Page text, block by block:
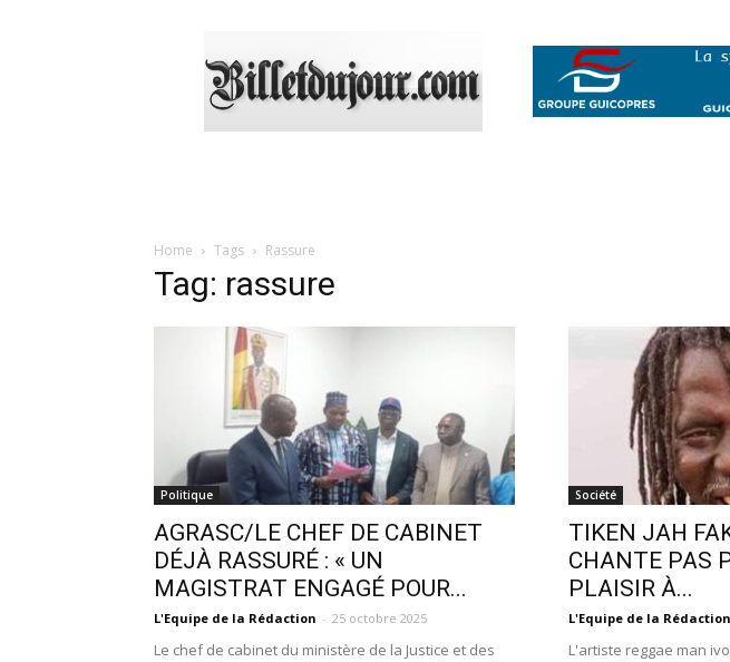
Home Tags Rassure
Tag: rassure
Politique
AGRASC/LE CHEF DE CABINET
DÉJÀ RASSURÉ : « UN
MAGISTRAT ENGAGÉ POUR...
L'Equipe de la Rédaction - 25 octobre 2025
Le chef de cabinet du ministère de la Justice et des
Société
TIKEN JAH
CHANTE PAS
PLAISIR À...
L'Equipe de la Rédaction
L'artiste reggae man